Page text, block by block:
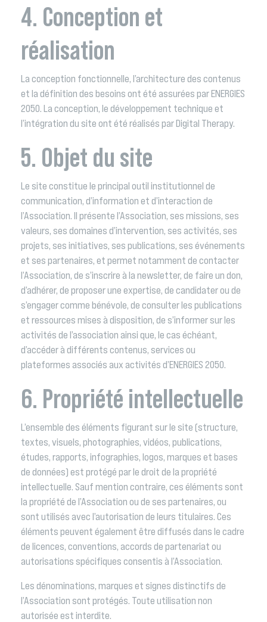
4. Conception et
réalisation
La conception fonctionnelle, l’architecture des contenus
et la définition des besoins ont été assurées par ENERGIES
2050. La conception, le développement technique et
l’intégration du site ont été réalisés par Digital Therapy.
5. Objet du site
Le site constitue le principal outil institutionnel de
communication, d’information et d’interaction de
l’Association. Il présente l’Association, ses missions, ses
valeurs, ses domaines d’intervention, ses activités, ses
projets, ses initiatives, ses publications, ses événements
et ses partenaires, et permet notamment de contacter
l’Association, de s’inscrire à la newsletter, de faire un don,
d’adhérer, de proposer une expertise, de candidater ou de
s’engager comme bénévole, de consulter les publications
et ressources mises à disposition, de s’informer sur les
activités de l’association ainsi que, le cas échéant,
d’accéder à différents contenus, services ou
plateformes associés aux activités d’ENERGIES 2050.
6. Propriété intellectuelle
L’ensemble des éléments figurant sur le site (structure,
textes, visuels, photographies, vidéos, publications,
études, rapports, infographies, logos, marques et bases
de données) est protégé par le droit de la propriété
intellectuelle. Sauf mention contraire, ces éléments sont
la propriété de l’Association ou de ses partenaires, ou
sont utilisés avec l’autorisation de leurs titulaires. Ces
éléments peuvent également être diffusés dans le cadre
de licences, conventions, accords de partenariat ou
autorisations spécifiques consentis à l’Association.
Les dénominations, marques et signes distinctifs de
l’Association sont protégés. Toute utilisation non
autorisée est interdite.